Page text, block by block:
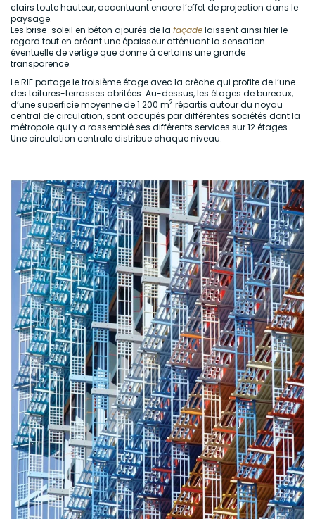
clairs toute hauteur, accentuant encore l’effet de projection dans le
paysage.
Les brise-soleil en béton ajourés de la façadelaissent ainsi filer le
regard tout en créant une épaisseur atténuant la sensation
éventuelle de vertige que donne à certains une grande
transparence.
Le RIE partage le troisième étage avec la crèche qui profite de l’une
des toitures-terrasses abritées. Au-dessus, les étages de bureaux,
d’une superficie moyenne de 1 200 m2 répartis autour du noyau
central de circulation, sont occupés par différentes sociétés dont la
métropole qui y a rassemblé ses différents services sur 12 étages.
Une circulation centrale distribue chaque niveau.